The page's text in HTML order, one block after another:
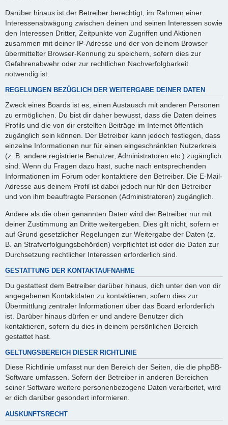
Darüber hinaus ist der Betreiber berechtigt, im Rahmen einer
Interessenabwägung zwischen deinen und seinen Interessen sowie
den Interessen Dritter, Zeitpunkte von Zugriffen und Aktionen
zusammen mit deiner IP-Adresse und der von deinem Browser
übermittelter Browser-Kennung zu speichern, sofern dies zur
Gefahrenabwehr oder zur rechtlichen Nachverfolgbarkeit
notwendig ist.
REGELUNGEN BEZÜGLICH DER WEITERGABE DEINER DATEN
Zweck eines Boards ist es, einen Austausch mit anderen Personen
zu ermöglichen. Du bist dir daher bewusst, dass die Daten deines
Profils und die von dir erstellten Beiträge im Internet öffentlich
zugänglich sein können. Der Betreiber kann jedoch festlegen, dass
einzelne Informationen nur für einen eingeschränkten Nutzerkreis
(z. B. andere registrierte Benutzer, Administratoren etc.) zugänglich
sind. Wenn du Fragen dazu hast, suche nach entsprechenden
Informationen im Forum oder kontaktiere den Betreiber. Die E-Mail-
Adresse aus deinem Profil ist dabei jedoch nur für den Betreiber
und von ihm beauftragte Personen (Administratoren) zugänglich.
Andere als die oben genannten Daten wird der Betreiber nur mit
deiner Zustimmung an Dritte weitergeben. Dies gilt nicht, sofern er
auf Grund gesetzlicher Regelungen zur Weitergabe der Daten (z.
B. an Strafverfolgungsbehörden) verpflichtet ist oder die Daten zur
Durchsetzung rechtlicher Interessen erforderlich sind.
GESTATTUNG DER KONTAKTAUFNAHME
Du gestattest dem Betreiber darüber hinaus, dich unter den von dir
angegebenen Kontaktdaten zu kontaktieren, sofern dies zur
Übermittlung zentraler Informationen über das Board erforderlich
ist. Darüber hinaus dürfen er und andere Benutzer dich
kontaktieren, sofern du dies in deinem persönlichen Bereich
gestattet hast.
GELTUNGSBEREICH DIESER RICHTLINIE
Diese Richtlinie umfasst nur den Bereich der Seiten, die die phpBB-
Software umfassen. Sofern der Betreiber in anderen Bereichen
seiner Software weitere personenbezogene Daten verarbeitet, wird
er dich darüber gesondert informieren.
AUSKUNFTSRECHT